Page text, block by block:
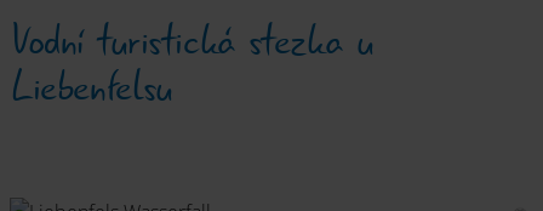
Vodní turistická stezka u
Liebenfelsu